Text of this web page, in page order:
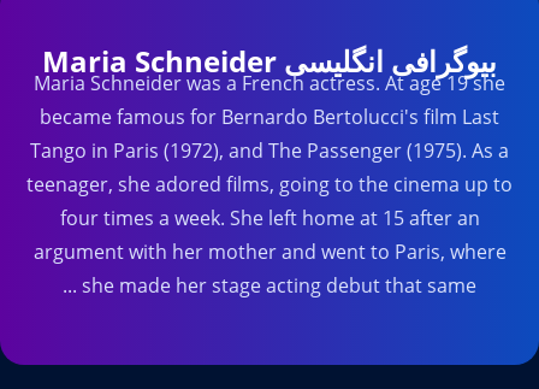
بیوگرافی انگلیسی Maria Schneider
Maria Schneider was a French actress. At age 19 she
became famous for Bernardo Bertolucci's film Last
Tango in Paris (1972), and The Passenger (1975). As a
teenager, she adored films, going to the cinema up to
four times a week. She left home at 15 after an
argument with her mother and went to Paris, where
she made her stage acting debut that same ...